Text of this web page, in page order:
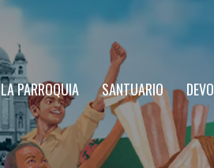
LA PARROQUIA SANTUARIO